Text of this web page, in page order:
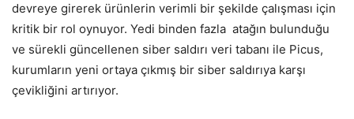
devreye girerek ürünlerin verimli bir şekilde çalışması için
kritik bir rol oynuyor. Yedi binden fazla atağın bulunduğu
ve sürekli güncellenen siber saldırı veri tabanı ile Picus,
kurumların yeni ortaya çıkmış bir siber saldırıya karşı
çevikliğini artırıyor.